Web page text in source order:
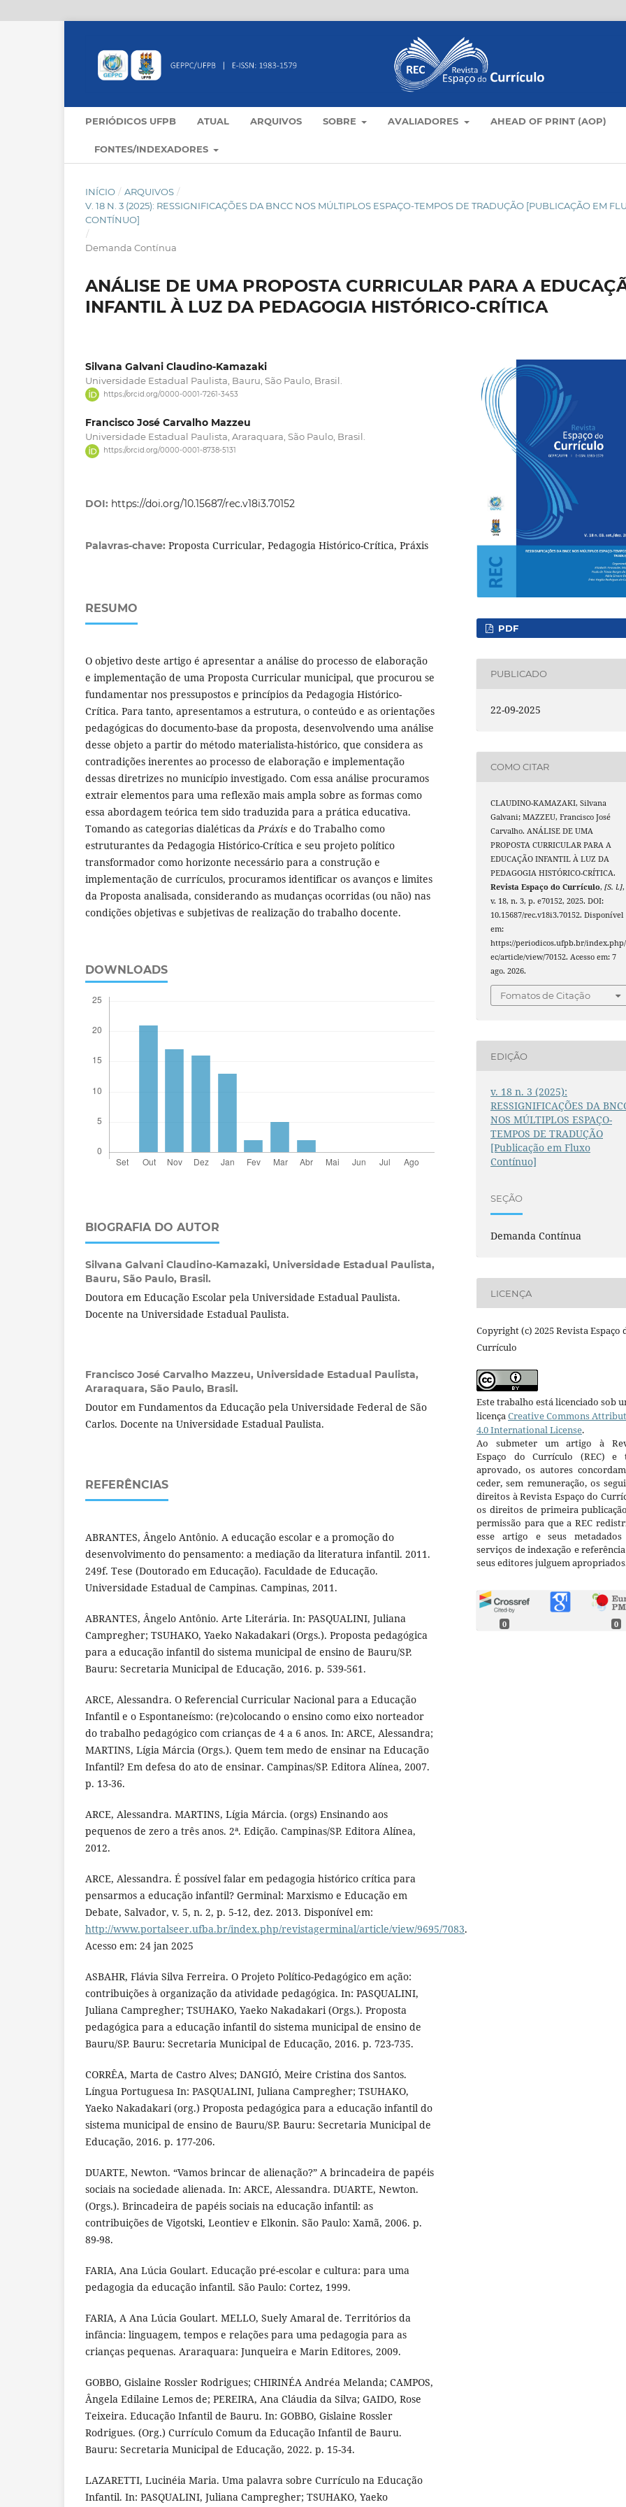
PERIÓDICOS UFPB ATUAL ARQUIVOS SOBRE AVALIADORES AHEAD OF PRINT (AOP)
FONTES/INDEXADORES
INÍCIO / ARQUIVOS /
V. 18 N. 3 (2025): RESSIGNIFICAÇÕES DA BNCC NOS MÚLTIPLOS ESPAÇO-TEMPOS DE TRADUÇÃO [PUBLICAÇÃO EM
CONTÍNUO]
/
Demanda Contínua
ANÁLISE DE UMA PROPOSTA CURRICULAR PARA A
INFANTIL À LUZ DA PEDAGOGIA HISTÓRICO-CRÍTICA
Silvana Galvani Claudino-Kamazaki
Universidade Estadual Paulista, Bauru, São Paulo, Brasil.
https://orcid.org/0000-0001-7261-3453
Francisco José Carvalho Mazzeu
Universidade Estadual Paulista, Araraquara, São Paulo, Brasil.
https://orcid.org/0000-0001-8738-5131
DOI: https://doi.org/10.15687/rec.v18i3.70152
Palavras-chave: Proposta Curricular, Pedagogia Histórico-Crítica, Práxis
RESUMO
O objetivo deste artigo é apresentar a análise do processo de elaboração
e implementação de uma Proposta Curricular municipal, que procurou se
fundamentar nos pressupostos e princípios da Pedagogia Histórico-
Crítica. Para tanto, apresentamos a estrutura, o conteúdo e as orientações
pedagógicas do documento-base da proposta, desenvolvendo uma análise
desse objeto a partir do método materialista-histórico, que considera as
contradições inerentes ao processo de elaboração e implementação
dessas diretrizes no município investigado. Com essa análise procuramos
extrair elementos para uma reflexão mais ampla sobre as formas como
essa abordagem teórica tem sido traduzida para a prática educativa.
Tomando as categorias dialéticas da Práxis e do Trabalho como
estruturantes da Pedagogia Histórico-Crítica e seu projeto político
transformador como horizonte necessário para a construção e
implementação de currículos, procuramos identificar os avanços e limites
da Proposta analisada, considerando as mudanças ocorridas (ou não) nas
condições objetivas e subjetivas de realização do trabalho docente.
DOWNLOADS
BIOGRAFIA DO AUTOR
Silvana Galvani Claudino-Kamazaki, Universidade Estadual Paulista,
Bauru, São Paulo, Brasil.
Doutora em Educação Escolar pela Universidade Estadual Paulista.
Docente na Universidade Estadual Paulista.
Francisco José Carvalho Mazzeu, Universidade Estadual Paulista,
Araraquara, São Paulo, Brasil.
Doutor em Fundamentos da Educação pela Universidade Federal de São
Carlos. Docente na Universidade Estadual Paulista.
REFERÊNCIAS
ABRANTES, Ângelo Antônio. A educação escolar e a promoção do
desenvolvimento do pensamento: a mediação da literatura infantil. 2011.
249f. Tese (Doutorado em Educação). Faculdade de Educação.
Universidade Estadual de Campinas. Campinas, 2011.
ABRANTES, Ângelo Antônio. Arte Literária. In: PASQUALINI, Juliana
Campregher; TSUHAKO, Yaeko Nakadakari (Orgs.). Proposta pedagógica
para a educação infantil do sistema municipal de ensino de Bauru/SP.
Bauru: Secretaria Municipal de Educação, 2016. p. 539-561.
ARCE, Alessandra. O Referencial Curricular Nacional para a Educação
Infantil e o Espontaneísmo: (re)colocando o ensino como eixo norteador
do trabalho pedagógico com crianças de 4 a 6 anos. In: ARCE, Alessandra;
MARTINS, Lígia Márcia (Orgs.). Quem tem medo de ensinar na Educação
Infantil? Em defesa do ato de ensinar. Campinas/SP. Editora Alínea, 2007.
p. 13-36.
ARCE, Alessandra. MARTINS, Lígia Márcia. (orgs) Ensinando aos
pequenos de zero a três anos. 2ª. Edição. Campinas/SP. Editora Alínea,
2012.
ARCE, Alessandra. É possível falar em pedagogia histórico crítica para
pensarmos a educação infantil? Germinal: Marxismo e Educação em
Debate, Salvador, v. 5, n. 2, p. 5-12, dez. 2013. Disponível em:
http://www.portalseer.ufba.br/index.php/revistagerminal/article/view/9695/7083.
Acesso em: 24 jan 2025
ASBAHR, Flávia Silva Ferreira. O Projeto Político-Pedagógico em ação:
contribuições à organização da atividade pedagógica. In: PASQUALINI,
Juliana Campregher; TSUHAKO, Yaeko Nakadakari (Orgs.). Proposta
pedagógica para a educação infantil do sistema municipal de ensino de
Bauru/SP. Bauru: Secretaria Municipal de Educação, 2016. p. 723-735.
CORRÊA, Marta de Castro Alves; DANGIÓ, Meire Cristina dos Santos.
Língua Portuguesa In: PASQUALINI, Juliana Campregher; TSUHAKO,
Yaeko Nakadakari (org.) Proposta pedagógica para a educação infantil do
sistema municipal de ensino de Bauru/SP. Bauru: Secretaria Municipal de
Educação, 2016. p. 177-206.
DUARTE, Newton. “Vamos brincar de alienação?” A brincadeira de papéis
sociais na sociedade alienada. In: ARCE, Alessandra. DUARTE, Newton.
(Orgs.). Brincadeira de papéis sociais na educação infantil: as
contribuições de Vigotski, Leontiev e Elkonin. São Paulo: Xamã, 2006. p.
89-98.
FARIA, Ana Lúcia Goulart. Educação pré-escolar e cultura: para uma
pedagogia da educação infantil. São Paulo: Cortez, 1999.
FARIA, A Ana Lúcia Goulart. MELLO, Suely Amaral de. Territórios da
infância: linguagem, tempos e relações para uma pedagogia para as
crianças pequenas. Araraquara: Junqueira e Marin Editores, 2009.
GOBBO, Gislaine Rossler Rodrigues; CHIRINÉA Andréa Melanda; CAMPOS,
Ângela Edilaine Lemos de; PEREIRA, Ana Cláudia da Silva; GAIDO, Rose
Teixeira. Educação Infantil de Bauru. In: GOBBO, Gislaine Rossler
Rodrigues. (Org.) Currículo Comum da Educação Infantil de Bauru.
Bauru: Secretaria Municipal de Educação, 2022. p. 15-34.
LAZARETTI, Lucinéia Maria. Uma palavra sobre Currículo na Educação
Infantil. In: PASQUALINI, Juliana Campregher; TSUHAKO, Yaeko
PDF
PUBLICADO
22-09-2025
COMO CITAR
CLAUDINO-KAMAZAKI, Silvana
Galvani; MAZZEU, Francisco José
Carvalho. ANÁLISE DE UMA
PROPOSTA CURRICULAR PARA A
EDUCAÇÃO INFANTIL À LUZ DA
PEDAGOGIA HISTÓRICO-CRÍTICA.
Revista Espaço do Currículo,[S. l.],
v. 18, n. 3, p. e70152, 2025. DOI:
10.15687/rec.v18i3.70152. Disponível
em:
https://periodicos.ufpb.br/
ec/article/view/70152. Acesso em: 7
ago. 2026.
Fomatos de Citação
EDIÇÃO
v. 18 n. 3 (2025):
RESSIGNIFICAÇÕES DA
NOS MÚLTIPLOS ESPAÇO-
TEMPOS DE TRADUÇÃO
[Publicação em Fluxo
Contínuo]
SEÇÃO
Demanda Contínua
LICENÇA
Copyright (c) 2025 Revista Espaço
Currículo
Este trabalho está licenciado sob
licençaCreative Commons
4.0 International License.
Ao submeter um artigo à
Espaço do Currículo (REC) e
aprovado, os autores
ceder, sem remuneração, os
direitos à Revista Espaço do
os direitos de primeira
permissão para que a REC
esse artigo e seus metadados
serviços de indexação e
seus editores julguem
0 0